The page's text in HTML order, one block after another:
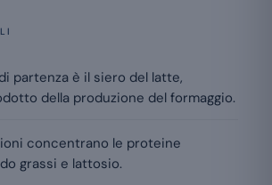
partenza è il siero del latte,
della produzione del formaggio.
concentrano le proteine
grassi e lattosio.